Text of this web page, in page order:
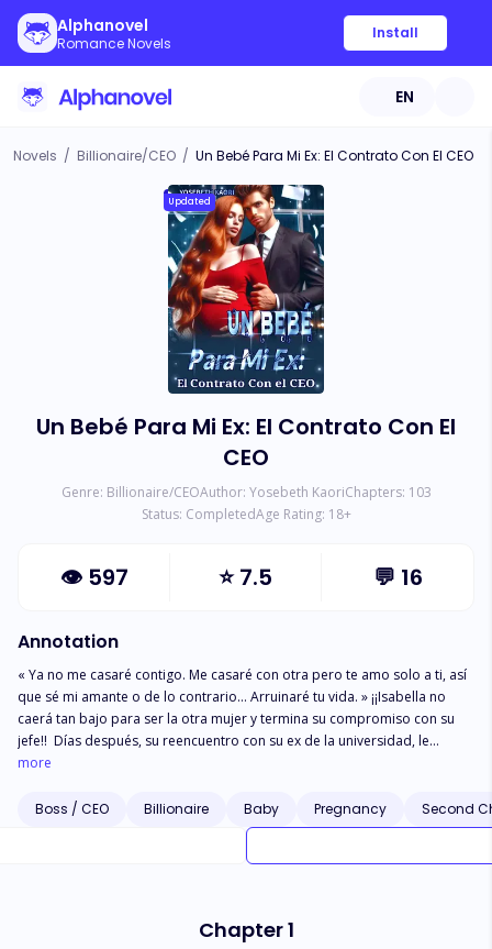
Alphanovel
Romance Novels
Install
EN
Novels / Billionaire/CEO / Un Bebé Para Mi Ex: El Contrato Con El CEO
Updated
Un Bebé Para Mi Ex: El Contrato Con El
CEO
Genre: Billionaire/CEOAuthor: Yosebeth KaoriChapters: 103
Status: CompletedAge Rating: 18+
👁 597 ⭐7.5 💬 16
Annotation
« Ya no me casaré contigo. Me casaré con otra pero te amo solo a ti, así
que sé mi amante o de lo contrario… Arruinaré tu vida. » ¡¡Isabella no
caerá tan bajo para ser la otra mujer y termina su compromiso con su
jefe!! Días después, su reencuentro con su ex de la universidad, le
cambiará la miserable vida que estaba llevando por culpa de su ex
extranjero, como un poderoso CEO de nada menos que una compañía
pero él… Ya tiene a otra en su corazón. ¿Será capaz Isabella de
more
Boss / CEO Billionaire Baby Pregnancy Second
Chapter 1